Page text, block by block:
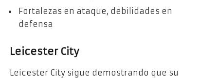
Fortalezas en ataque, debilidades en
defensa
Leicester City
Leicester City sigue demostrando que su